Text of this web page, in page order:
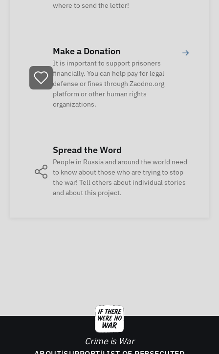
where to send the letter!
Make a Donation
It is important to support prisoners
financially. You can help pay for legal
defense or fines through Zaodno.org
platform or other human rights
organizations.
→
Spread the Word
People in Russia and around the world need
to know about those who are trying to stop
the war! Tell others about individual stories
and about this project.
Crime is War